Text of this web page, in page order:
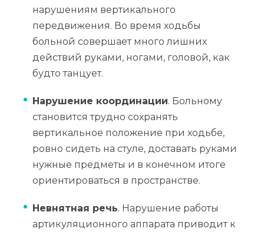
нарушениям вертикального
передвижения. Во время ходьбы
больной совершает много лишних
действий руками, ногами, головой, как
будто танцует.
Нарушение координации. Больному
становится трудно сохранять
вертикальное положение при ходьбе,
ровно сидеть на стуле, доставать руками
нужные предметы и в конечном итоге
ориентироваться в пространстве.
Невнятная речь. Нарушение работы
артикуляционного аппарата приводит к